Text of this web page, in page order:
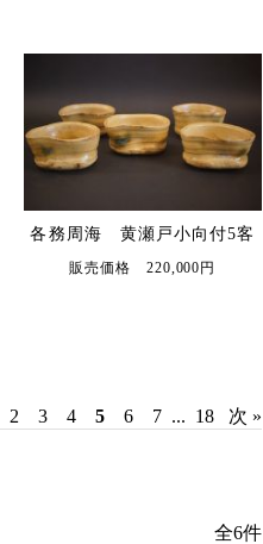
各務周海 黄瀬戸小向付5客
販売価格 220,000円
2 3 4 5 6 7 ... 18 次 »
全6件